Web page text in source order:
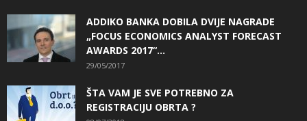
ADDIKO BANKA DOBILA DVIJE NAGRADE
„FOCUS ECONOMICS ANALYST FORECAST
AWARDS 2017“...
29/05/2017
ŠTA VAM JE SVE POTREBNO ZA
REGISTRACIJU OBRTA ?